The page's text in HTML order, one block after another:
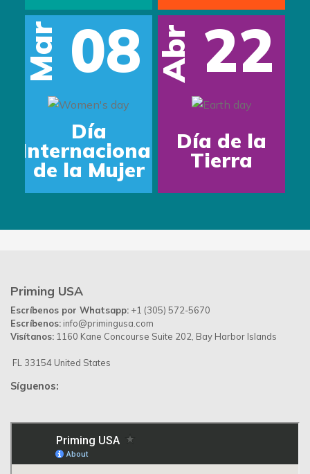
Mar 08
Día
Internacional
de la Mujer
Abr 22
Día de la
Tierra
Priming USA
Escríbenos por Whatsapp: +1 (305) 572-5670
Escríbenos: info@primingusa.com
Visítanos: 1160 Kane Concourse Suite 202, Bay Harbor Islands
FL 33154 United States
Síguenos: